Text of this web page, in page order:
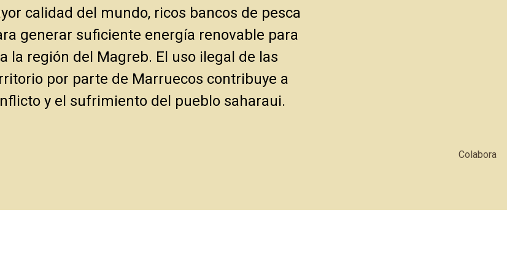
Colabora
calidad del mundo, ricos bancos de pesca
generar suficiente energía renovable para
la región del Magreb. El uso ilegal de las
por parte de Marruecos contribuye a
y el sufrimiento del pueblo saharaui.